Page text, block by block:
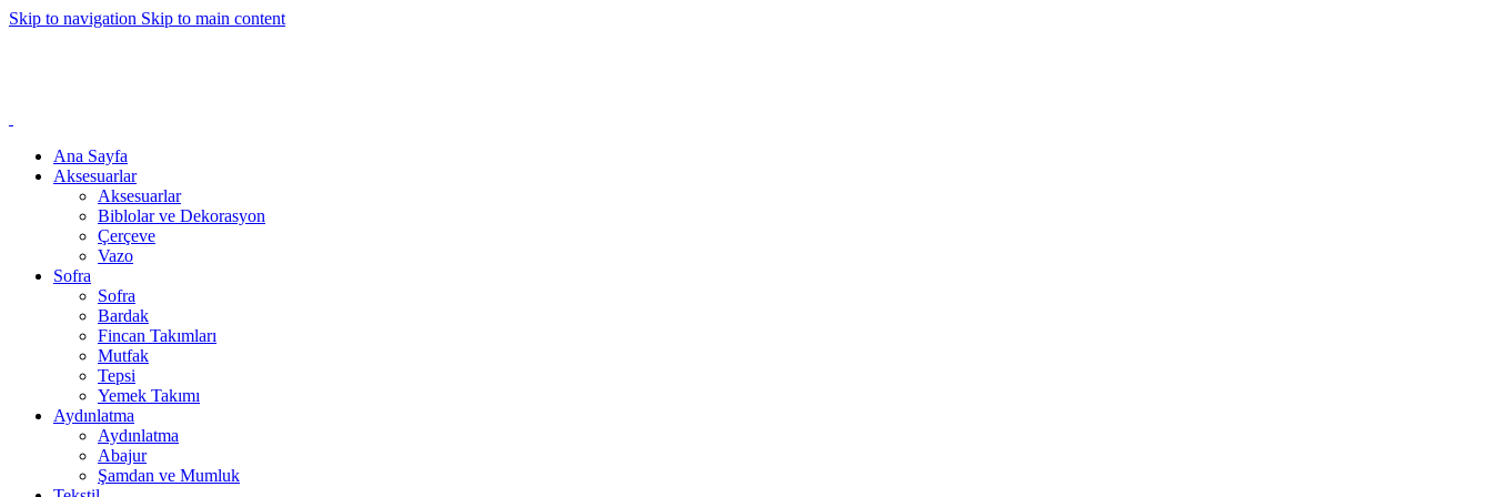
Skip to navigation Skip to main content
Ana Sayfa
Aksesuarlar
Aksesuarlar
Biblolar ve Dekorasyon
Çerçeve
Vazo
Sofra
Sofra
Bardak
Fincan Takımları
Mutfak
Tepsi
Yemek Takımı
Aydınlatma
Aydınlatma
Abajur
Şamdan ve Mumluk